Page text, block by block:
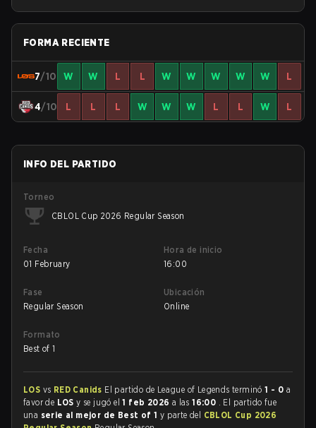
FORMA RECIENTE
7/10 W W L L W W W W W L
4/10 L L L W W W L L W L
INFO DEL PARTIDO
Torneo
CBLOL Cup 2026 Regular Season
Fecha
01 February
Hora de inicio
16:00
Fase
Regular Season
Ubicación
Online
Formato
Best of 1
LOS vs RED Canids El partido de League of Legends terminó1 - 0 a
favor de LOSy se jugó el1 feb 2026 a las16:00 . El partido fue
una serie al mejor de Best of 1 y parte del CBLOL Cup 2026